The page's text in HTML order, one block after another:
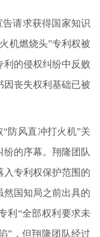
请求获得国家知识
机燃烧头”专利权被
利的侵权纠纷中反败
因丧失权利基础已被
风直冲打火机”关
纷的序幕。翔隆团队
入专利权保护范围的
然国知局之前出具的
利“全部权利要求未
”，但翔隆团队经过